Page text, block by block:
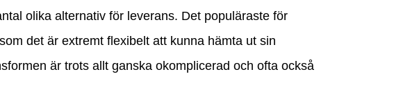
olika alternativ för leverans. Det populäraste för
det är extremt flexibelt att kunna hämta ut sin
är trots allt ganska okomplicerad och ofta också